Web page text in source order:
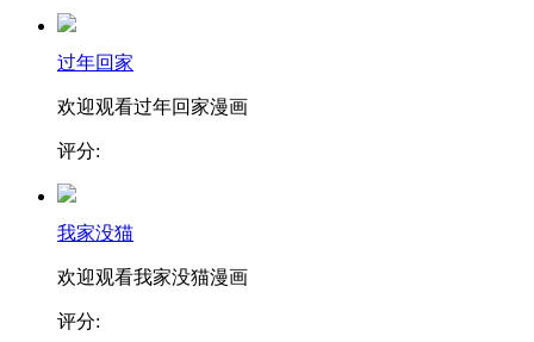
过年回家
欢迎观看过年回家漫画
评分:
我家没猫
欢迎观看我家没猫漫画
评分: